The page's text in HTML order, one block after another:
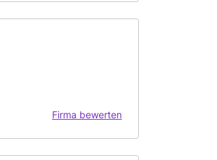
Firma bewerten